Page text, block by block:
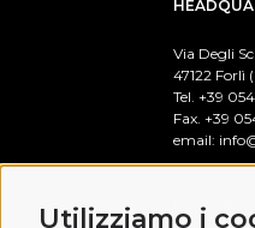
Utilizziamo i
Via Degli
47122 Forlì
Tel. +39
Fax. +39
email: